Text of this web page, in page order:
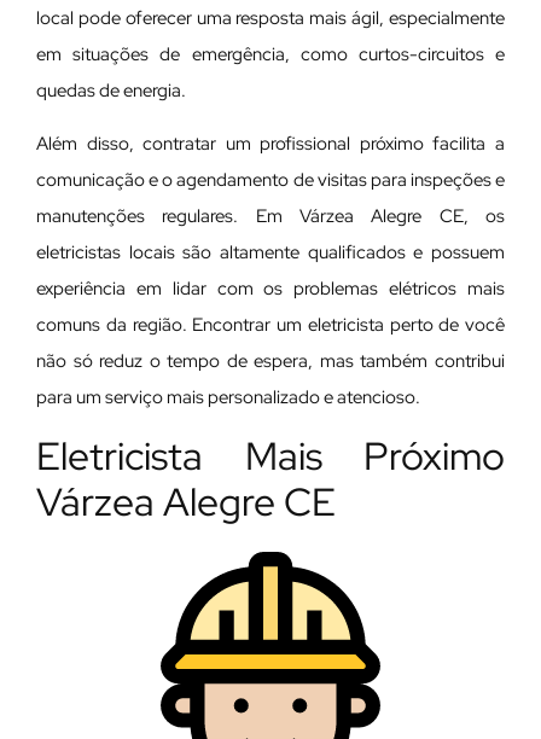
local pode oferecer uma resposta mais ágil, especialmente
em situações de emergência, como curtos-circuitos e
quedas de energia.
Além disso, contratar um profissional próximo facilita a
comunicação e o agendamento de visitas para inspeções e
manutenções regulares. Em Várzea Alegre CE, os
eletricistas locais são altamente qualificados e possuem
experiência em lidar com os problemas elétricos mais
comuns da região. Encontrar um eletricista perto de você
não só reduz o tempo de espera, mas também contribui
para um serviço mais personalizado e atencioso.
Eletricista Mais Próximo
Várzea Alegre CE